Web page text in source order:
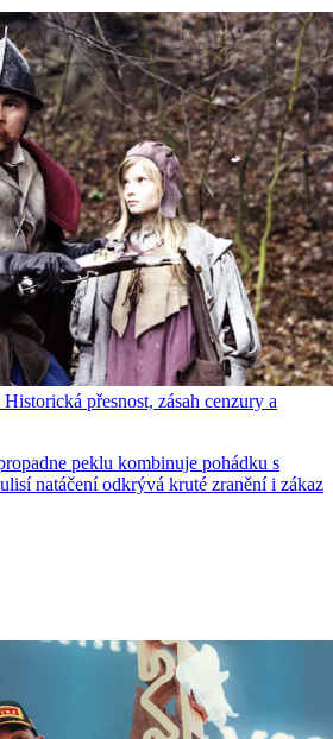
přesnost, zásah cenzury a
peklu kombinuje pohádku s
natáčení odkrývá kruté zranění i zákaz